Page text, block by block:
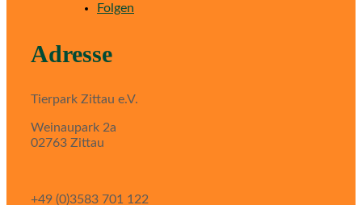
Folgen
Adresse
Tierpark Zittau e.V.
Weinaupark 2a
02763 Zittau
+49 (0)3583 701 122